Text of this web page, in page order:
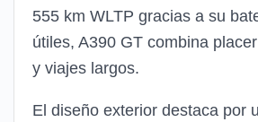
555 km WLTP gracias a su
útiles, A390 GT combina
y viajes largos.
El diseño exterior destaca por